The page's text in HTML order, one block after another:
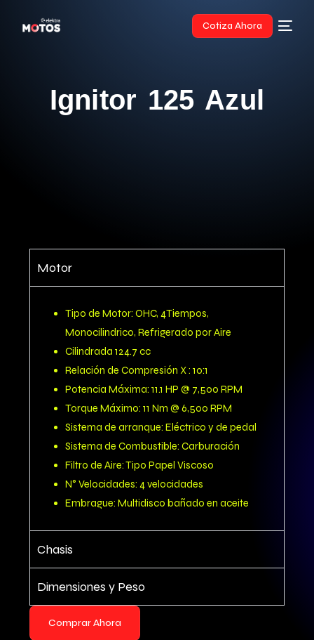
Cotiza Ahora
Ignitor 125 Azul
Motor
Tipo de Motor: OHC, 4Tiempos,
Monocilindrico, Refrigerado por Aire
Cilindrada 124.7 cc
Relación de Compresión X : 10:1
Potencia Máxima: 11.1 HP @ 7,500 RPM
Torque Máximo: 11 Nm @ 6,500 RPM
Sistema de arranque: Eléctrico y de pedal
Sistema de Combustible: Carburación
Filtro de Aire: Tipo Papel Viscoso
N° Velocidades: 4 velocidades
Embrague: Multidisco bañado en aceite
Chasis
Dimensiones y Peso
Comprar Ahora